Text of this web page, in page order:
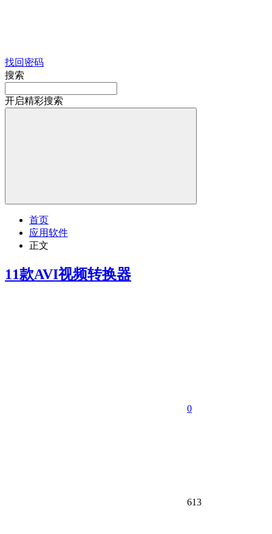
找回密码
搜索
开启精彩搜索
首页
应用软件
正文
11款AVI视频转换器
0
613